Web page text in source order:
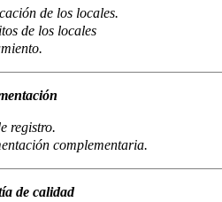
de los locales.
de los locales
registro.
complementaria.
de calidad